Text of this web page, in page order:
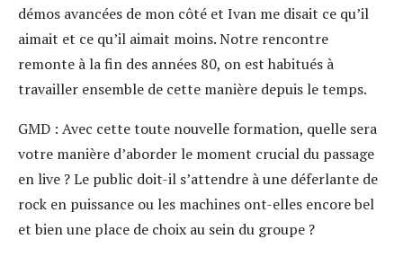
démos avancées de mon côté et Ivan me disait ce qu’il
aimait et ce qu’il aimait moins. Notre rencontre
remonte à la fin des années 80, on est habitués à
travailler ensemble de cette manière depuis le temps.
GMD : Avec cette toute nouvelle formation, quelle sera
votre manière d’aborder le moment crucial du passage
en live ? Le public doit-il s’attendre à une déferlante de
rock en puissance ou les machines ont-elles encore bel
et bien une place de choix au sein du groupe ?